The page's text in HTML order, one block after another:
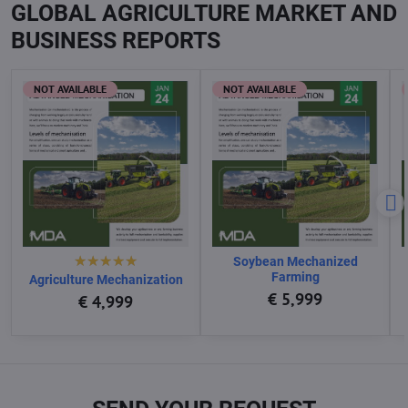
GLOBAL AGRICULTURE MARKET AND
BUSINESS REPORTS
NOT AVAILABLE
Agriculture Mechanization
€ 4,999
NOT AVAILABLE
Soybean Mechanized
Farming
€ 5,999